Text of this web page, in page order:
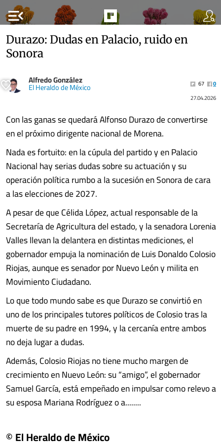
menu_open
Durazo: Dudas en Palacio, ruido en
Sonora
Alfredo González
El Heraldo de México 67
0
27.04.2026
Con las ganas se quedará Alfonso Durazo de convertirse
en el próximo dirigente nacional de Morena.
Nada es fortuito: en la cúpula del partido y en Palacio
Nacional hay serias dudas sobre su actuación y su
operación política rumbo a la sucesión en Sonora de cara
a las elecciones de 2027.
A pesar de que Célida López, actual responsable de la
Secretaría de Agricultura del estado, y la senadora Lorenia
Valles llevan la delantera en distintas mediciones, el
gobernador empuja la nominación de Luis Donaldo Colosio
Riojas, aunque es senador por Nuevo León y milita en
Movimiento Ciudadano.
Lo que todo mundo sabe es que Durazo se convirtió en
uno de los principales tutores políticos de Colosio tras la
muerte de su padre en 1994, y la cercanía entre ambos
no deja lugar a dudas.
Además, Colosio Riojas no tiene mucho margen de
crecimiento en Nuevo León: su “amigo”, el gobernador
Samuel García, está empeñado en impulsar como relevo a
su esposa Mariana Rodríguez o a........
© El Heraldo de México